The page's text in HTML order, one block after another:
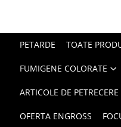
PETARDE TOATE
FUMIGENE COLORATE
ARTICOLE DE PETRECERE
OFERTA ENGROSS